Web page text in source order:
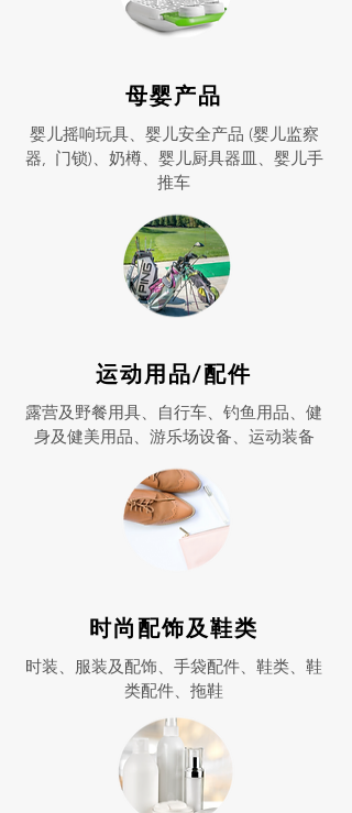
母婴产品
婴儿摇响玩具、婴儿安全产品 (婴儿监察
器, 门锁)、奶樽、婴儿厨具器皿、婴儿手
推车
运动用品/配件
露营及野餐用具、自行车、钓鱼用品、健
身及健美用品、游乐场设备、运动装备
时尚配饰及鞋类
时装、服装及配饰、手袋配件、鞋类、鞋
类配件、拖鞋